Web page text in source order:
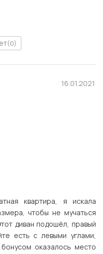
(0)
16.01.2021
квартира, я искала
чтобы не мучаться
диван подошёл, правый
есть с левыми углами,
оказалось место